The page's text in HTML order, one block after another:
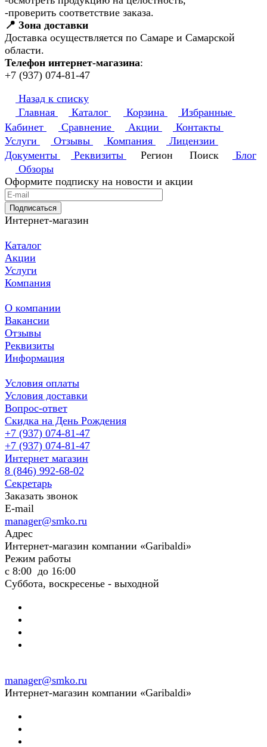
-проверить соответствие заказа.
📍 Зона доставки
Доставка осуществляется по Самаре и Самарской
области.
Телефон интернет-магазина:
+7 (937) 074-81-47
Назад к списку
Главная
Каталог Корзина
Избранные
Кабинет
Сравнение Акции
Контакты
Услуги
Отзывы Компания
Лицензии
Документы
Реквизиты Регион Поиск
Блог
Обзоры
Оформите подписку на новости и акции
Подписаться
Интернет-магазин
Каталог
Акции
Услуги
Компания
О компании
Вакансии
Отзывы
Реквизиты
Информация
Условия оплаты
Условия доставки
Вопрос-ответ
Скидка на День Рождения
+7 (937) 074-81-47
+7 (937) 074-81-47
Интернет магазин
8 (846) 992-68-02
Секретарь
Заказать звонок
E-mail
manager@smko.ru
Адрес
Интернет-магазин компании «Garibaldi»
Режим работы
с 8:00 до 16:00
Суббота, воскресенье - выходной
manager@smko.ru
Интернет-магазин компании «Garibaldi»